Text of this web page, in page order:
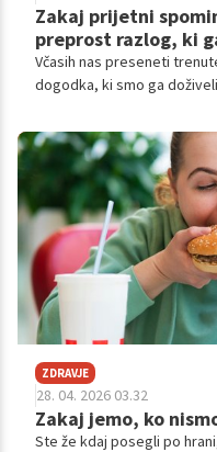
Zakaj prijetni
preprost razlog, ki
Včasih nas preseneti
dogodka, ki smo ga
ZDRAVJE
28. 04. 2026 03.32
Zakaj jemo, ko
Ste že kdaj posegli po